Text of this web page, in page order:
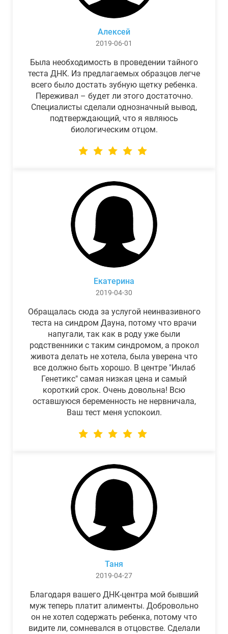
Алексей
2019-06-01
Была необходимость в проведении тайного
теста ДНК. Из предлагаемых образцов легче
всего было достать зубную щетку ребенка.
Переживал – будет ли этого достаточно.
Специалисты сделали однозначный вывод,
подтверждающий, что я являюсь
биологическим отцом.
Екатерина
2019-04-30
Обращалась сюда за услугой неинвазивного
теста на синдром Дауна, потому что врачи
напугали, так как в роду уже были
родственники с таким синдромом, а прокол
живота делать не хотела, была уверена что
все должно быть хорошо. В центре "Инлаб
Генетикс" самая низкая цена и самый
короткий срок. Очень довольна! Всю
оставшуюся беременность не нервничала,
Ваш тест меня успокоил.
Таня
2019-04-27
Благодаря вашего ДНК-центра мой бывший
муж теперь платит алименты. Добровольно
он не хотел содержать ребенка, потому что
видите ли, сомневался в отцовстве. Сделали